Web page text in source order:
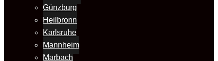
Günzburg
Heilbronn
Karlsruhe
Mannheim
Marbach